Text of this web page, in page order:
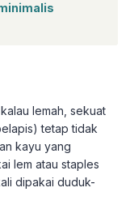
lemah, sekuat
tetap tidak
kayu yang
lem atau staples
dipakai duduk-